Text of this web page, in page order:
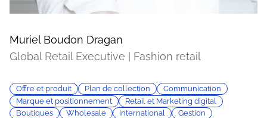
Muriel Boudon Dragan
Global Retail Executive | Fashion retail
Offre et produit Plan de collection
Communication
Marque et positionnement
Retail et Marketing digital
Boutiques
Wholesale International
Gestion